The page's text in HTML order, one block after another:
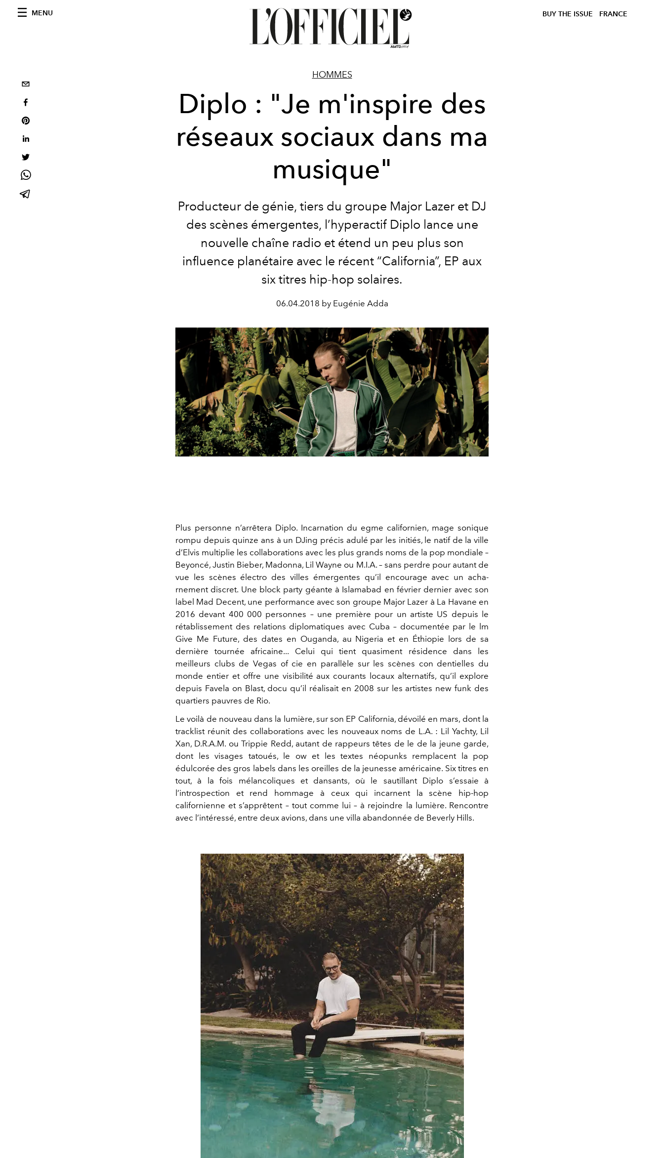
MENU BUY THE ISSUE FRANCE
HOMMES
Diplo : "Je m'inspire des
réseaux sociaux dans ma
musique"
Producteur de génie, tiers du groupe Major Lazer et DJ
des scènes émergentes, l’hyperactif Diplo lance une
nouvelle chaîne radio et étend un peu plus son
influence planétaire avec le récent “California”, EP aux
six titres hip-hop solaires.
06.04.2018 by Eugénie Adda
Plus personne n’arrêtera Diplo. Incarnation du egme californien, mage sonique
rompu depuis quinze ans à un DJing précis adulé par les initiés, le natif de la ville
d’Elvis multiplie les collaborations avec les plus grands noms de la pop mondiale –
Beyoncé, Justin Bieber, Madonna, Lil Wayne ou M.I.A. – sans perdre pour autant de
vue les scènes électro des villes émergentes qu’il encourage avec un acha-
rnement discret. Une block party géante à Islamabad en février dernier avec son
label Mad Decent, une performance avec son groupe Major Lazer à La Havane en
2016 devant 400 000 personnes – une première pour un artiste US depuis le
rétablissement des relations diplomatiques avec Cuba – documentée par le lm
Give Me Future, des dates en Ouganda, au Nigeria et en Éthiopie lors de sa
dernière tournée africaine... Celui qui tient quasiment résidence dans les
meilleurs clubs de Vegas of cie en parallèle sur les scènes con dentielles du
monde entier et offre une visibilité aux courants locaux alternatifs, qu’il explore
depuis Favela on Blast, docu qu’il réalisait en 2008 sur les artistes new funk des
quartiers pauvres de Rio.
Le voilà de nouveau dans la lumière, sur son EP California, dévoilé en mars, dont la
tracklist réunit des collaborations avec les nouveaux noms de L.A. : Lil Yachty, Lil
Xan, D.R.A.M. ou Trippie Redd, autant de rappeurs têtes de le de la jeune garde,
dont les visages tatoués, le ow et les textes néopunks remplacent la pop
édulcorée des gros labels dans les oreilles de la jeunesse américaine. Six titres en
tout, à la fois mélancoliques et dansants, où le sautillant Diplo s’essaie à
l’introspection et rend hommage à ceux qui incarnent la scène hip-hop
californienne et s’apprêtent – tout comme lui – à rejoindre la lumière. Rencontre
avec l’intéressé, entre deux avions, dans une villa abandonnée de Beverly Hills.